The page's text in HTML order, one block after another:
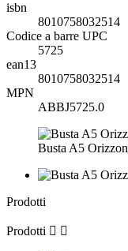
isbn
8010758032514
Codice a barre UPC
5725
ean13
8010758032514
MPN
ABBJ5725.0
Busta A5
Prodotti
Prodotti  